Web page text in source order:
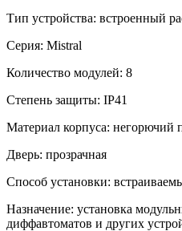
Тип устройства: встроенный
Серия: Mistral
Количество модулей: 8
Степень защиты: IP41
Материал корпуса: негорючий
Дверь: прозрачная
Способ установки:
Назначение: установка
диффавтоматов и других